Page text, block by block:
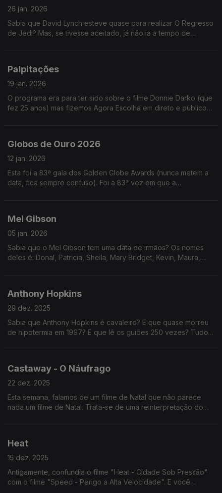
26 jan. 2026
Sabia que David Lynch esteve quase para realizar O Regresso
de Jedi? Mas, se tivesse aceitado, já não ia a tempo de
Palpitações
19 jan. 2026
O programa era para ter sido sobre o filme Donnie Darko (que
fez 25 anos) mas fizemos Agora Escolha em direto e público
Globos de Ouro 2026
12 jan. 2026
Esta foi a 83ª gala dos Golden Globe Awards (nunca metem a
data, fica sempre confuso). Foi a 83ª vez em que a
Mel Gibson
05 jan. 2026
Sabia que o Mel Gibson tem uma data de irmãos? Os nomes
deles é: Donal, Patricia, Sheila, Mary Bridget, Kevin, Maura,
Anthony Hopkins
29 dez. 2025
Sabia que Anthony Hopkins é cavaleiro? E que quase morreu
de hipotermia em 1997? E que lê os guiões 250 vezes? Tudo
Castaway - O Náufrago
22 dez. 2025
Esta semana, falamos de um filme de Natal que não parece
nada um filme de Natal. Trata-se de uma reinterpretação do
Heat
15 dez. 2025
Antigamente, confundia o filme "Heat - Cidade Sob Pressão"
com o filme "Speed - Perigo a Alta Velocidade". E você